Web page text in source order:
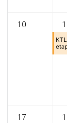
10
17